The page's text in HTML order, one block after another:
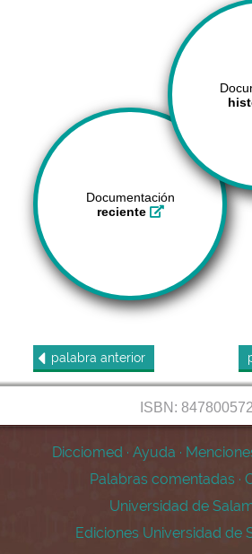
Documentación
reciente
palabra anterior
ISBN:
Dicciomed · Ayuda ·
Palabras comentadas ·
Universidad de
Ediciones Universidad de